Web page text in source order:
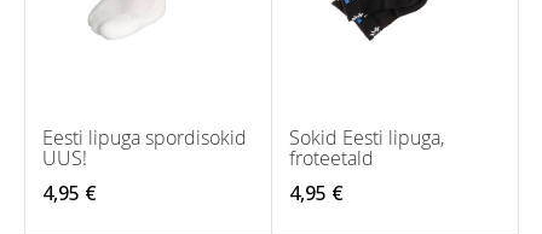
Eesti lipuga spordisokid
UUS!
4,95 €
Sokid Eesti lipuga,
froteetald
4,95 €